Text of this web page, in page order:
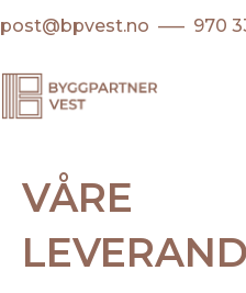
post@bpvest.no ––– 970
VÅRE